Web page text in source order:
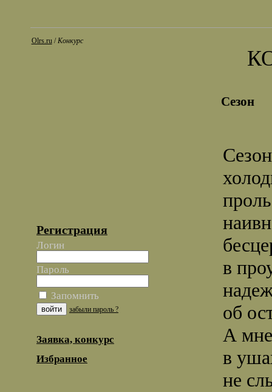
Olrs.ru/Конкурс
Регистрация
Логин
Пароль
Запомнить
забыли пароль ?
Заявка, конкурс
Избранное
Сезон
в
об
А
в
не